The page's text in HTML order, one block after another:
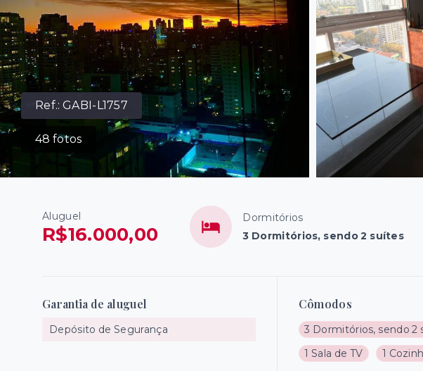
Ref.:GABI-L1757
48 fotos
Aluguel
R$16.000,00
Dormitórios
3 Dormitórios, sendo 2 suítes
Cômodos
3 Dormitórios, sendo 2
1 Sala de TV
1
Garantia de aluguel
Depósito de Segurança